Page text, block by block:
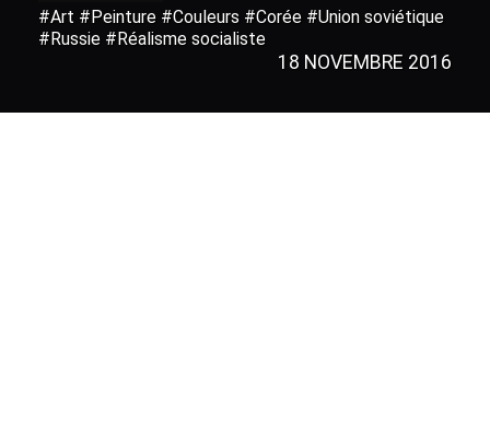
#Art #Peinture #Couleurs #Corée #Union soviétique
#Russie #Réalisme socialiste
18 NOVEMBRE 2016